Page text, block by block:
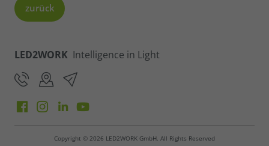
zurück
LED2WORK Intelligence in Light
Copyright © 2026 LED2WORK GmbH. All Rights Reserved